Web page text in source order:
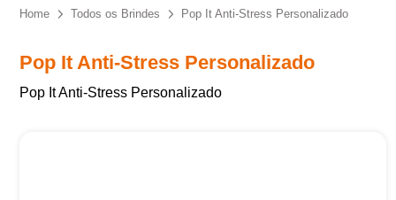
Home Todos os Brindes Pop It Anti-Stress Personalizado
Pop It Anti-Stress Personalizado
Pop It Anti-Stress Personalizado
sua privacidade, utilizaremos seus dados apenas para fins
de marketing. Você pode alterar suas preferências a
Iniciar conversa